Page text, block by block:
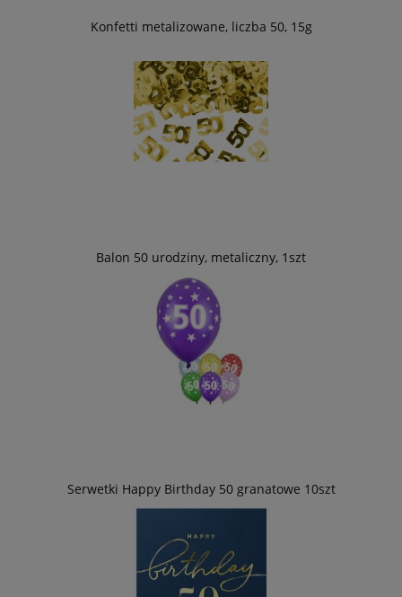
Konfetti metalizowane, liczba 50, 15g
Balon 50 urodziny, metaliczny, 1szt
Serwetki Happy Birthday 50 granatowe 10szt